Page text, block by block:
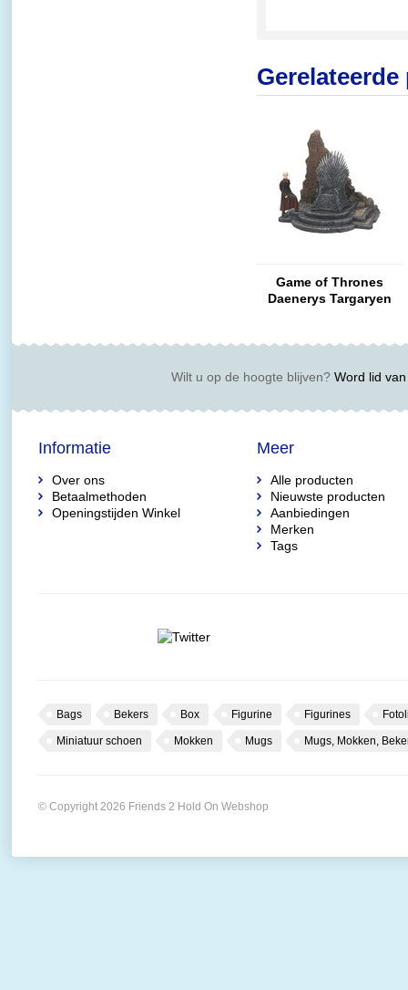
Game of Thrones
Daenerys Targaryen
Wilt u op de hoogte blijven?Word lid van
Informatie
Over ons
Betaalmethoden
Openingstijden Winkel
Meer
Alle producten
Nieuwste producten
Aanbiedingen
Merken
Tags
Bags Bekers Box Figurine Figurines
Miniatuur schoen Mokken Mugs Mugs, Mokken,
© Copyright 2026 Friends 2 Hold On Webshop